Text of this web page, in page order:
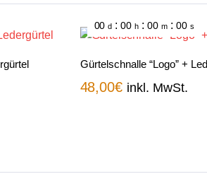
00 d : 00 h : 00 m : 00 s
Gürtelschnalle “Logo” +
48,00€ inkl. MwSt.